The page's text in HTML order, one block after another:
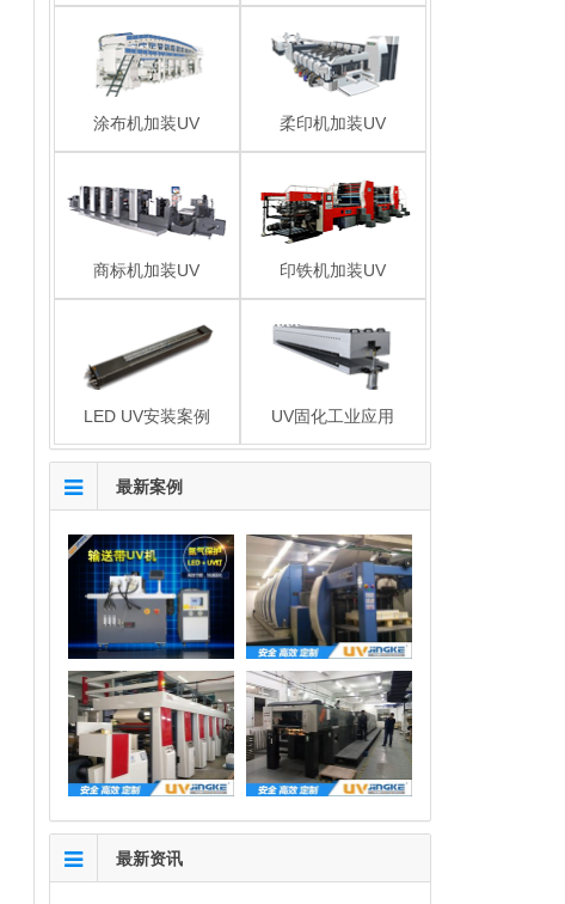
涂布机加装UV 柔印机加装UV
商标机加装UV 印铁机加装UV
LED UV安装案例 UV固化工业应用
最新案例
最新资讯